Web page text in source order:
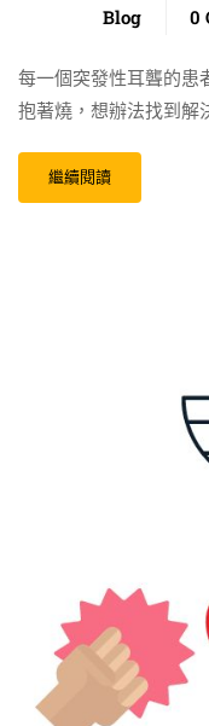
Blog 0
每一個突發性耳聾的患
抱著燒，想辦法找到解
繼續閱讀